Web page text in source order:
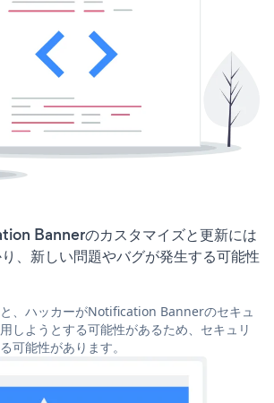
Bannerのカスタマイズと更新には
、新しい問題やバグが発生する可能性
、ハッカーがNotification Bannerのセキュ
しようとする可能性があるため、セキュリ
可能性があります。